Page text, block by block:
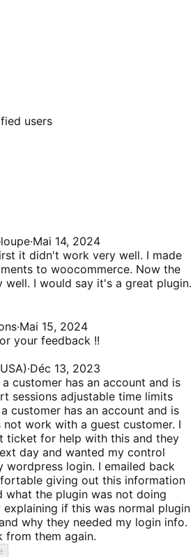
users
·Mai 14, 2024
it didn't work very well. I made
to woocommerce. Now the
well. I would say it's a great plugin.
·Mai 15, 2024
your feedback !!
·Déc 13, 2023
customer has an account and is
sessions adjustable time limits
customer has an account and is
work with a guest customer. I
ticket for help with this and they
day and wanted my control
wordpress login. I emailed back
giving out this information
what the plugin was not doing
if this was normal plugin
why they needed my login info.
from them again.